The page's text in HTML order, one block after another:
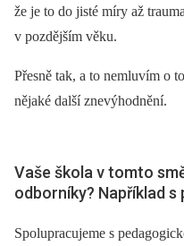
že je to do jisté míry až
v pozdějším věku.
Přesně tak, a to nemluvím o
nějaké další znevýhodnění.
Vaše škola v tomto
odborníky? Například
Spolupracujeme s